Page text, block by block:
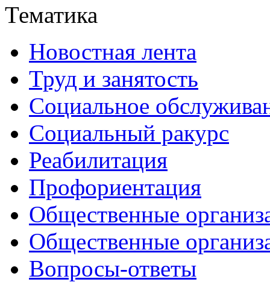
Тематика
Новостная лента
Труд и занятость
Социальное
Социальный ракурс
Реабилитация
Профориентация
Общественные
Общественные
Вопросы-ответы